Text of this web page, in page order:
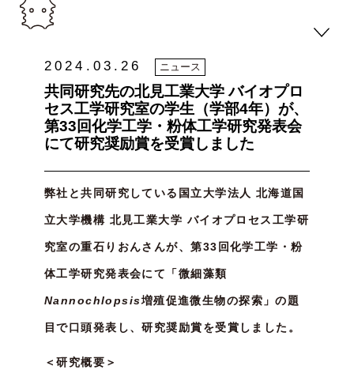
2024.03.26 ニュース
共同研究先の北見工業大学 バイオプロ
セス工学研究室の学生（学部4年）が、
第33回化学工学・粉体工学研究発表会
にて研究奨励賞を受賞しました
弊社と共同研究している国立大学法人 北海道国
立大学機構 北見工業大学 バイオプロセス工学研
究室の重石りおんさんが、第33回化学工学・粉
体工学研究発表会にて「微細藻類
Nannochlopsis増殖促進微生物の探索」の題
目で口頭発表し、研究奨励賞を受賞しました。
＜研究概要＞